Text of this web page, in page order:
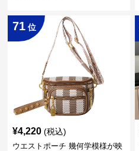
71 位
¥4,220 (税込)
ウエストポーチ 幾何学模様が映